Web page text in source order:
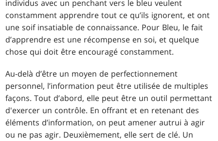
individus avec un penchant vers le bleu veulent
constamment apprendre tout ce qu’ils ignorent, et ont
une soif insatiable de connaissance. Pour Bleu, le fait
d’apprendre est une récompense en soi, et quelque
chose qui doit être encouragé constamment.
Au-delà d’être un moyen de perfectionnement
personnel, l’information peut être utilisée de multiples
façons. Tout d’abord, elle peut être un outil permettant
d'exercer un contrôle. En offrant et en retenant des
éléments d’information, on peut amener autrui à agir
ou ne pas agir. Deuxièmement, elle sert de clé. Un